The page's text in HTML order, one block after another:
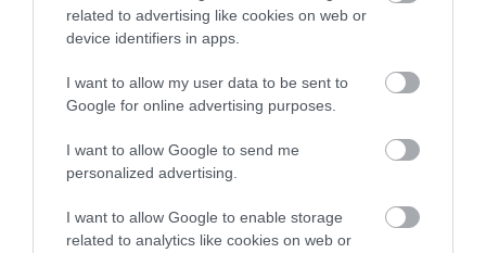
related to advertising like cookies on web or
device identifiers in apps.
I want to allow my user data to be sent to
Google for online advertising purposes.
I want to allow Google to send me
personalized advertising.
I want to allow Google to enable storage
related to analytics like cookies on web or
Eva